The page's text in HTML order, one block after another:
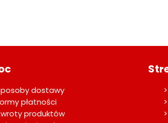
dostawy
płatności
produktów